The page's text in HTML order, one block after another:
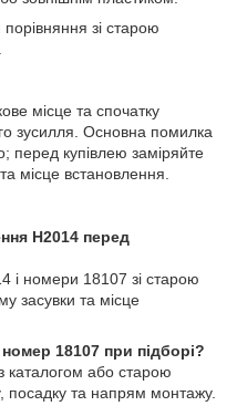
порівняння зі старою
місце та спочатку
зусилля. Основна помилка
перед купівлею заміряйте
місце встановлення.
H2014 перед
і номери 18107 зі старою
засувки та місце
18107 при підборі?
каталогом або старою
посадку та напрям монтажу.